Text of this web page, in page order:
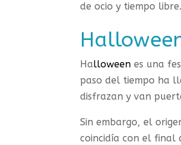
de ocio y tiempo libre.
Halloween es una
paso del tiempo ha
disfrazan y van
Sin embargo, el
coincidía con el final